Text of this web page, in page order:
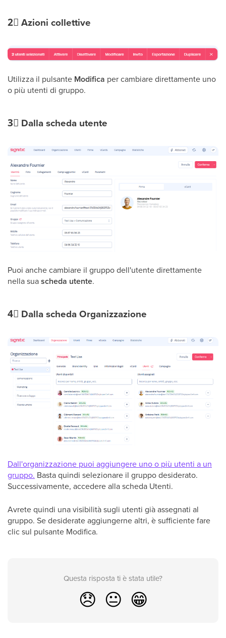
2⃣ Azioni collettive
Utilizza il pulsante Modifica per cambiare direttamente uno
o più utenti di gruppo.
3⃣ Dalla scheda utente
Puoi anche cambiare il gruppo dell'utente direttamente
nella suascheda utente.
4⃣ Dalla scheda Organizzazione
Dall'organizzazione puoi aggiungere uno o più utenti a un
gruppo. Basta quindi selezionare il gruppo desiderato.
Successivamente, accedere alla scheda Utenti.
Avrete quindi una visibilità sugli utenti già assegnati al
gruppo. Se desiderate aggiungerne altri, è sufficiente fare
clic sul pulsante Modifica.
Questa risposta ti è stata utile?
😞 😐 😁